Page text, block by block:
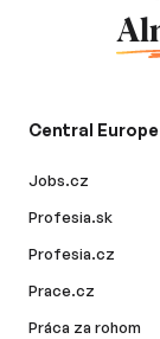
Central Europe
Jobs.cz
Profesia.sk
Profesia.cz
Prace.cz
Práca za rohom